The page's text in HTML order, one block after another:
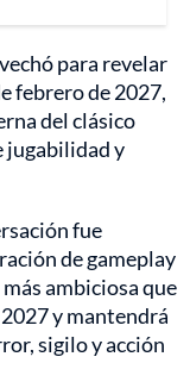
para revelar
febrero de 2027,
del clásico
jugabilidad y
fue
de gameplay
ambiciosa que
y mantendrá
sigilo y acción